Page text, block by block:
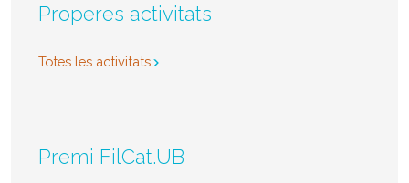
Properes activitats
Totes les activitats
Premi FilCat.UB